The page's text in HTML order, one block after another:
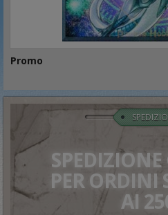
Promo
PER ORDINI
AI